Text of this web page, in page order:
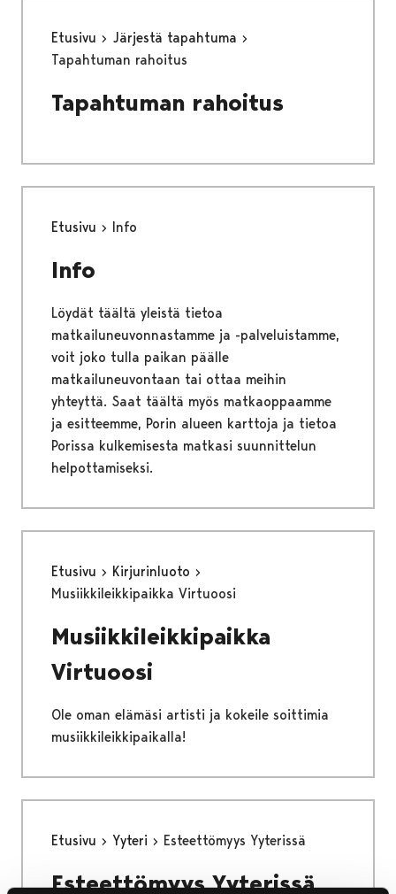
Etusivu
Järjestä tapahtuma
Tapahtuman rahoitus
Tapahtuman rahoitus
Etusivu Info
Info
Löydät täältä yleistä tietoa
matkailuneuvonnastamme ja -palveluistamme,
voit joko tulla paikan päälle
matkailuneuvontaan tai ottaa meihin
yhteyttä. Saat täältä myös matkaoppaamme
ja esitteemme, Porin alueen karttoja ja tietoa
Porissa kulkemisesta matkasi suunnittelun
helpottamiseksi.
Etusivu
Kirjurinluoto
Musiikkileikkipaikka Virtuoosi
Musiikkileikkipaikka
Virtuoosi
Ole oman elämäsi artisti ja kokeile soittimia
musiikkileikkipaikalla!
Etusivu Yyteri Esteettömyys Yyterissä
Esteettömyys Yyterissä